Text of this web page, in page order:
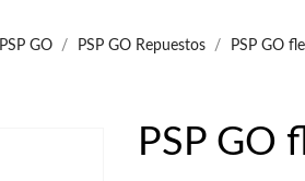
PSP GO PSP GO Repuestos PSP GO
PSP GO